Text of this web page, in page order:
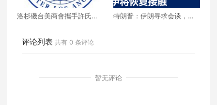
洛杉磯台美商會攜手許氏參
特朗普：伊朗寻求会谈，美
评论列表 共有 0 条评论
暂无评论